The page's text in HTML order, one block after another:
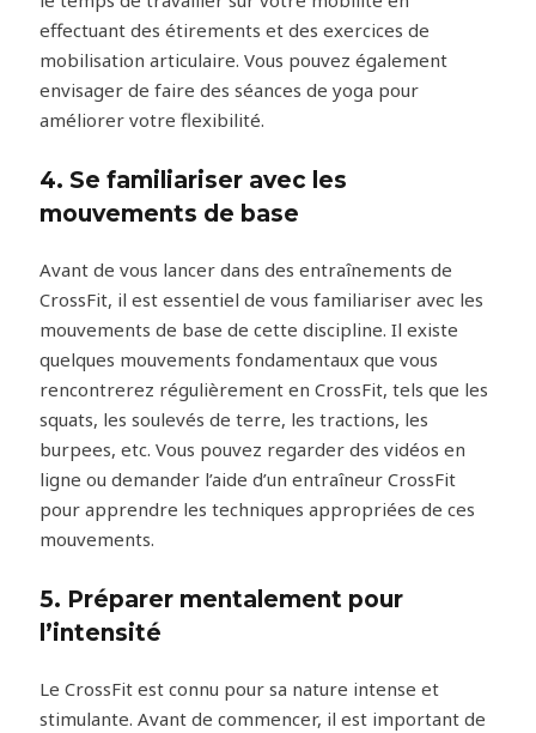
effectuant des étirements et des exercices de
mobilisation articulaire. Vous pouvez également
envisager de faire des séances de yoga pour
améliorer votre flexibilité.
4. Se familiariser avec les
mouvements de base
Avant de vous lancer dans des entraînements de
CrossFit, il est essentiel de vous familiariser avec les
mouvements de base de cette discipline. Il existe
quelques mouvements fondamentaux que vous
rencontrerez régulièrement en CrossFit, tels que les
squats, les soulevés de terre, les tractions, les
burpees, etc. Vous pouvez regarder des vidéos en
ligne ou demander l’aide d’un entraîneur CrossFit
pour apprendre les techniques appropriées de ces
mouvements.
5. Préparer mentalement pour
l’intensité
Le CrossFit est connu pour sa nature intense et
stimulante. Avant de commencer, il est important de